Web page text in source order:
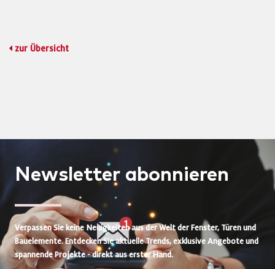
zur Übersicht
Newsletter abonnieren
Verpassen Sie keine Neuigkeiten aus der Welt der Fenster, Türen und
Bauelemente. Entdecken Sie aktuelle Trends, exklusive Angebote und
spannende Projekte - direkt aus erster Hand.